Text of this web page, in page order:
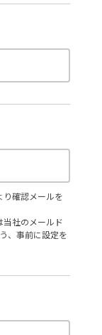
確認メールを
社のメールド
、事前に設定を